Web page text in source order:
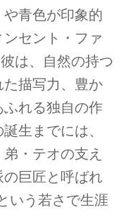
青色が印象的
セント・ファ
は、自然の持つ
描写力、豊か
れる独自の作
生までには、
・テオの支え
の巨匠と呼ばれ
いう若さで生涯